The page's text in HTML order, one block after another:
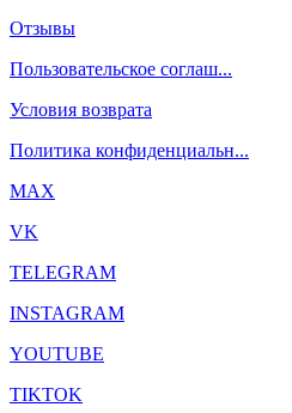
Отзывы
Пользовательское соглаш...
Условия возврата
Политика конфиденциальн...
MAX
VK
TELEGRAM
INSTAGRAM
YOUTUBE
TIKTOK